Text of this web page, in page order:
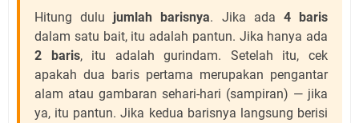
Hitung dulu jumlah barisnya. Jika ada 4 baris
dalam satu bait, itu adalah pantun. Jika hanya ada
2 baris, itu adalah gurindam. Setelah itu, cek
apakah dua baris pertama merupakan pengantar
alam atau gambaran sehari-hari (sampiran) — jika
ya, itu pantun. Jika kedua barisnya langsung berisi